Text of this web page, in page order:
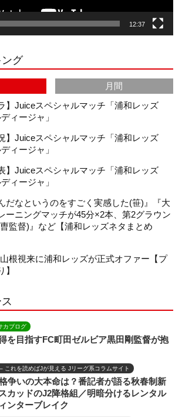
e
C
h
a
n
12:37
グ
月間
】Juiceスペシャルマッチ「浦和レッズ
ィージャ」
】Juiceスペシャルマッチ「浦和レッズ
ィージャ」
】Juiceスペシャルマッチ「浦和レッズ
ィージャ」
だなというのをすごく実感した(笹)』『大
ーニングマッチが45分×2本、第2グラウン
監督)』など【浦和レッズネタまとめ
根視来に浦和レッズが正式オファー【プ
】
カブログ
を目指すFC町田ゼルビア黒田剛監督が抱
これを読めばJが見える Jリーグ系コラムサイト
争いの大本命は？番記者が語る秋春制新
カッドのJ2降格組／明暗分けるレンタル
ンターブレイク